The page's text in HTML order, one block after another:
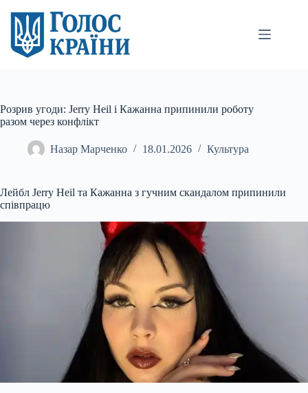
вмісту
Розрив угоди: Jerry Heil і Кажанна припинили роботу
разом через конфлікт
Назар Марченко 18.01.2026 Культура
Лейбл Jerry Heil та Кажанна з гучним скандалом припинили
співпрацю